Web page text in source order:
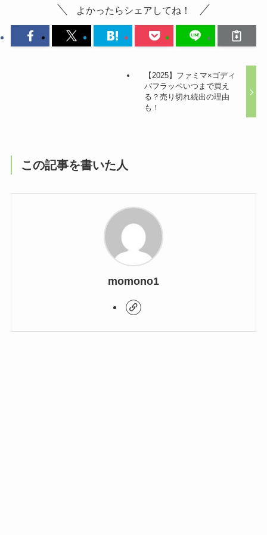
よかったらシェアしてね！
【2025】ファミマ×ゴディ
バフラッペいつまで買え
る？売り切れ続出の理由
も！
この記事を書いた人
momono1